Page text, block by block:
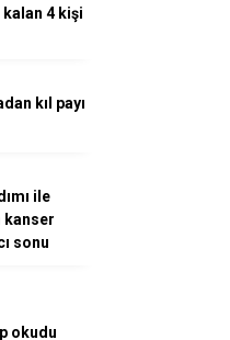
4 kişi
kıl payı
ile
kanser
sonu
okudu